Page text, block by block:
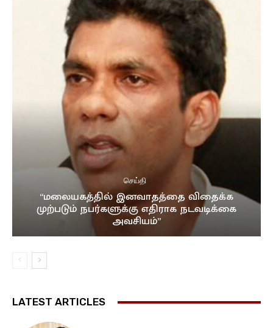
செய்தி
“மலையகத்தில் இனவாதத்தை விதைக்க
முற்படும் நபர்களுக்கு எதிராக நடவடிக்கை
அவசியம்”
LATEST ARTICLES